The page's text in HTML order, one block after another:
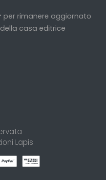
per rimanere aggiornato
casa editrice
Lapis